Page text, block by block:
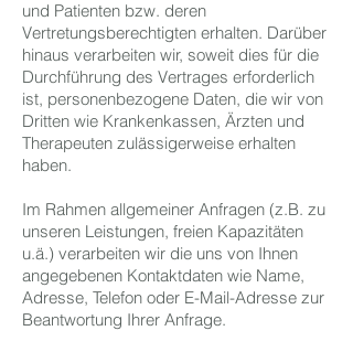
und Patienten bzw. deren
Vertretungsberechtigten erhalten. Darüber
hinaus verarbeiten wir, soweit dies für die
Durchführung des Vertrages erforderlich
ist, personenbezogene Daten, die wir von
Dritten wie Krankenkassen, Ärzten und
Therapeuten zulässigerweise erhalten
haben.
Im Rahmen allgemeiner Anfragen (z.B. zu
unseren Leistungen, freien Kapazitäten
u.ä.) verarbeiten wir die uns von Ihnen
angegebenen Kontaktdaten wie Name,
Adresse, Telefon oder E-Mail-Adresse zur
Beantwortung Ihrer Anfrage.